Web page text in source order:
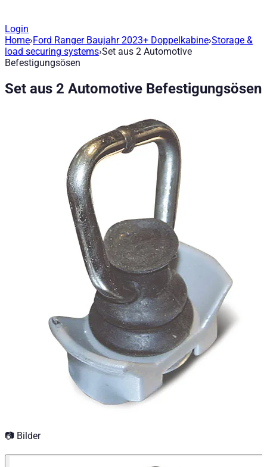
Login
Ladungssicherung Set aus 2
: Road Ranger® | Hersteller
Road
Technische Daten
Nettogewicht:1kg
Bruttogewicht:1kg
Konfigurationsvarianten
:12,73€
Fahrzeugkompatibilität
Ford Ranger Baujahr 2023+ Doppelkabine
Ford Ranger Baujahr ab 2012+ Doppelkabine
Ford Ranger Baujahr ab 2016+ (Facelift) Doppelkabine
Ford Ranger Baujahr ab 2006 - 2011 Extrakabine
Ford Ranger Baujahr ab 2006 - 2011 Doppelkabine
Ford Ranger Baujahr ab 2012+ Extrakabine
Ford Ranger Baujahr ab 2016+ (Facelift) Extrakabine
Isuzu D-MAX Baujahr ab 2017+ Double Cab
Isuzu D-MAX Baujahr ab 2012+ Space Cab
Isuzu D-MAX Baujahr ab 2004 - 2011 Single Cab
Isuzu D-MAX Baujahr ab 2004 - 2011 Space Cab
Isuzu D-MAX Baujahr ab 2020 Double Cab
Isuzu D-MAX Baujahr ab 2025+ Double Cab
Isuzu D-MAX Baujahr ab 2020 Single Cab
Isuzu D-MAX Baujahr ab 2012+ Double Cab
Home›Ford Ranger Baujahr 2023+ Doppelkabine›Storage &
load securing systems›Set aus 2 Automotive
Befestigungsösen
Set aus 2 Automotive Befestigungsösen
📷 Bilder